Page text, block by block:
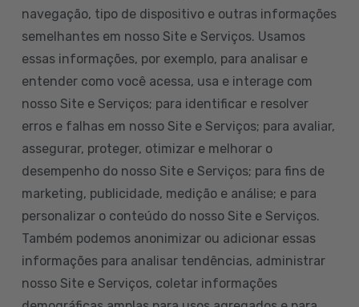
navegação, tipo de dispositivo e outras informações
semelhantes em nosso Site e Serviços. Usamos
essas informações, por exemplo, para analisar e
entender como você acessa, usa e interage com
nosso Site e Serviços; para identificar e resolver
erros e falhas em nosso Site e Serviços; para avaliar,
assegurar, proteger, otimizar e melhorar o
desempenho do nosso Site e Serviços; para fins de
marketing, publicidade, medição e análise; e para
personalizar o conteúdo do nosso Site e Serviços.
Também podemos anonimizar ou adicionar essas
informações para analisar tendências, administrar
nosso Site e Serviços, coletar informações